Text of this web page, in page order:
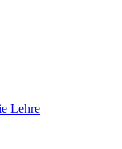
Lehre